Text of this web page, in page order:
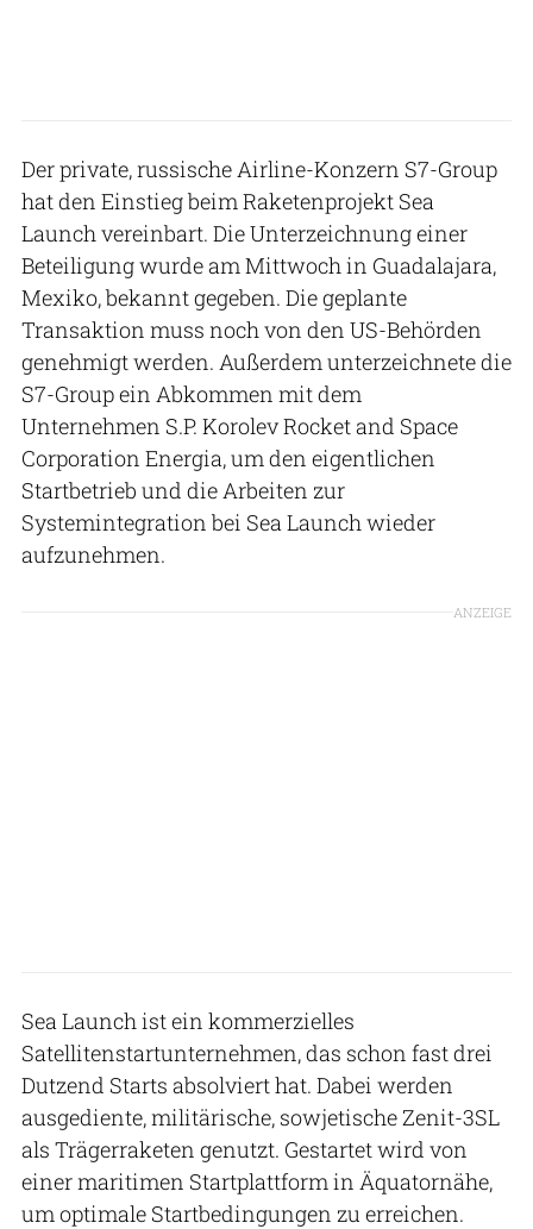
Der private, russische Airline-Konzern S7-Group
hat den Einstieg beim Raketenprojekt Sea
Launch vereinbart. Die Unterzeichnung einer
Beteiligung wurde am Mittwoch in Guadalajara,
Mexiko, bekannt gegeben. Die geplante
Transaktion muss noch von den US-Behörden
genehmigt werden. Außerdem unterzeichnete die
S7-Group ein Abkommen mit dem
Unternehmen S.P. Korolev Rocket and Space
Corporation Energia, um den eigentlichen
Startbetrieb und die Arbeiten zur
Systemintegration bei Sea Launch wieder
aufzunehmen.
ANZEIGE
Sea Launch ist ein kommerzielles
Satellitenstartunternehmen, das schon fast drei
Dutzend Starts absolviert hat. Dabei werden
ausgediente, militärische, sowjetische Zenit-3SL
als Trägerraketen genutzt. Gestartet wird von
einer maritimen Startplattform in Äquatornähe,
um optimale Startbedingungen zu erreichen.